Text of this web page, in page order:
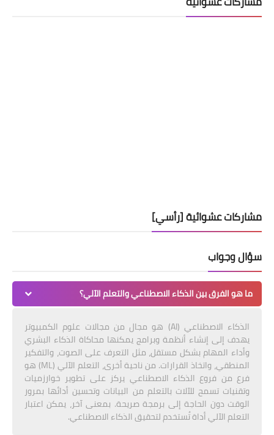
مشاركات عشوائية [رأسي]
سؤال وجواب
ما هو الفرق بين الذكاء الاصطناعي والتعلم الآلي؟
الذكاء الاصطناعي (AI) هو مجال من مجالات علوم الكمبيوتر
يهدف إلى إنشاء أنظمة وبرامج يمكنها محاكاة الذكاء البشري
وأداء المهام بشكل مستقل، مثل التعرف على الصوت، والتفكير
المنطقي، واتخاذ القرارات. من ناحية أخرى، التعلم الآلي (ML) هو
فرع من فروع الذكاء الاصطناعي يركز على تطوير خوارزميات
وتقنيات تسمح للآلات بالتعلم من البيانات وتحسين أدائها بمرور
الوقت دون الحاجة إلى برمجة صريحة. بمعنى آخر، يمكن اعتبار
التعلم الآلي أداة تُستخدم لتحقيق الذكاء الاصطناعي.